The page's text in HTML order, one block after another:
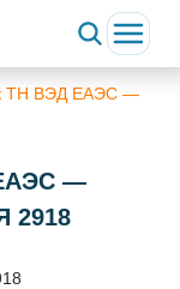
ТН ВЭД ЕАЭС —
—
2918